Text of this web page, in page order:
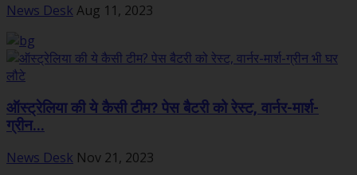
News Desk Aug 11, 2023
ऑस्ट्रेलिया की ये कैसी टीम? पेस बैटरी को रेस्ट, वार्नर-मार्श-
ग्रीन...
News Desk Nov 21, 2023